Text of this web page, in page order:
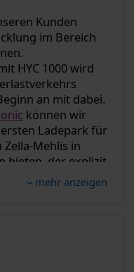
wir das
und erhöhen
unser Ladenetz
#Ladenetz
Kunden
im Bereich
HYC 1000 wird
an mit dabei.
können wir
Ladepark für
Zella-Mehlis in
bieten, der explizit
immer setzen
und
Trend bei
Die ersten
rüsten auf.
mehr anzeigen